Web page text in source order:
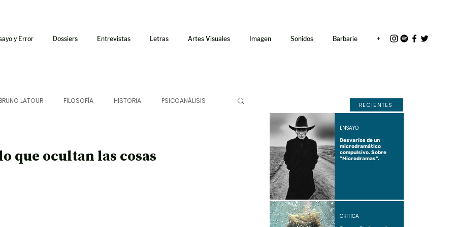
y Error Dossiers Entrevistas Letras Artes Visuales Imagen Sonidos Barbarie +
LATOUR FILOSOFÍA HISTORIA PSICOANÁLISIS
que ocultan las cosas
RECIENTES
Desvaríos de un
microdramático
compulsivo. Sobre
"Microdramas".
ENSAYO
CRÍTICA